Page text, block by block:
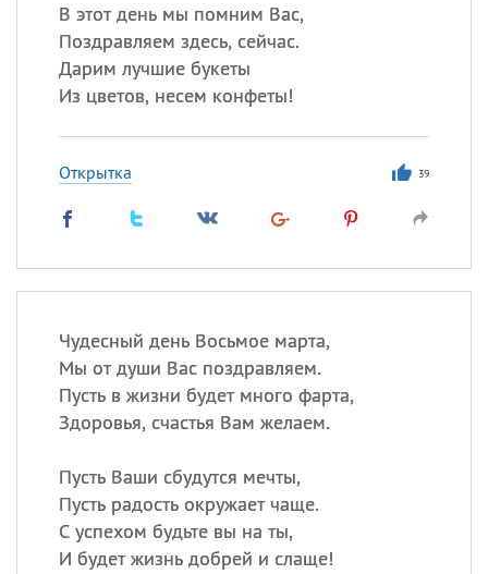
В этот день мы помним Вас,
Поздравляем здесь, сейчас.
Дарим лучшие букеты
Из цветов, несем конфеты!
Открытка 39
Чудесный день Восьмое марта,
Мы от души Вас поздравляем.
Пусть в жизни будет много фарта,
Здоровья, счастья Вам желаем.
Пусть Ваши сбудутся мечты,
Пусть радость окружает чаще.
С успехом будьте вы на ты,
И будет жизнь добрей и слаще!